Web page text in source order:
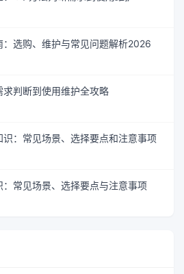
：选购、维护与常见问题解析2026
判断到使用维护全攻略
：常见场景、选择要点和注意事项
常见场景、选择要点与注意事项